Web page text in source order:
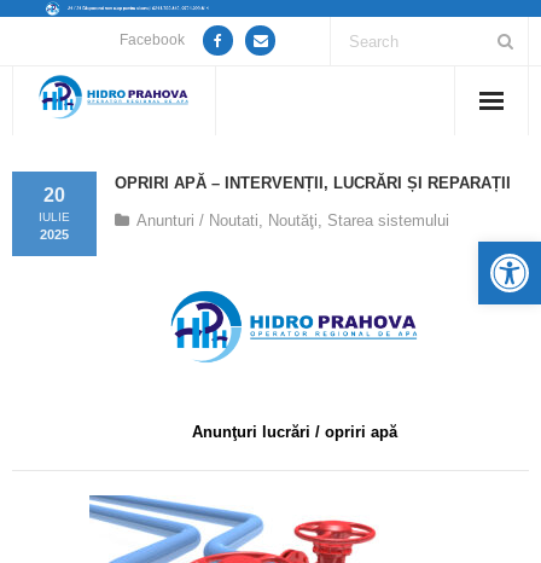
Facebook
Despre noi
Guvernanță Corporativă
Informații de interes public
Calitatea apei
OPRIRI APĂ – INTERVENȚII, LUCRĂRI ȘI REPARAȚII
20
IULIE
2025
Anunturi / Noutati, Noutăţi, Starea sistemului
Anunţuri lucrări / opriri apă